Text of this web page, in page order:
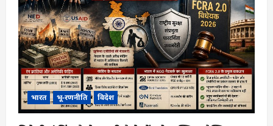
भारत भू-रणनीति विदेश